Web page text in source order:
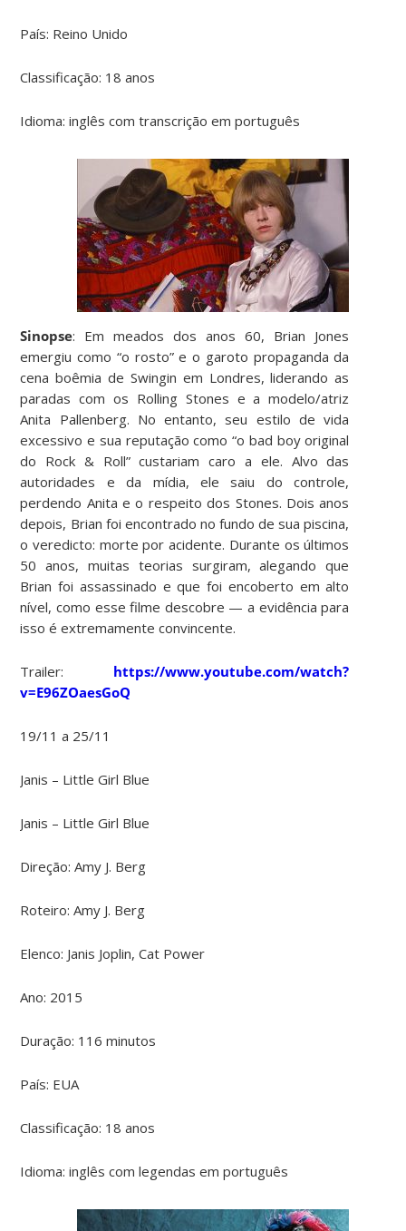
País: Reino Unido
Classificação: 18 anos
Idioma: inglês com transcrição em português
Sinopse: Em meados dos anos 60, Brian Jones
emergiu como “o rosto” e o garoto propaganda da
cena boêmia de Swingin em Londres, liderando as
paradas com os Rolling Stones e a modelo/atriz
Anita Pallenberg. No entanto, seu estilo de vida
excessivo e sua reputação como “o bad boy original
do Rock & Roll” custariam caro a ele. Alvo das
autoridades e da mídia, ele saiu do controle,
perdendo Anita e o respeito dos Stones. Dois anos
depois, Brian foi encontrado no fundo de sua piscina,
o veredicto: morte por acidente. Durante os últimos
50 anos, muitas teorias surgiram, alegando que
Brian foi assassinado e que foi encoberto em alto
nível, como esse filme descobre — a evidência para
isso é extremamente convincente.
Trailer: https://www.youtube.com/watch?
v=E96ZOaesGoQ
19/11 a 25/11
Janis – Little Girl Blue
Janis – Little Girl Blue
Direção: Amy J. Berg
Roteiro: Amy J. Berg
Elenco: Janis Joplin, Cat Power
Ano: 2015
Duração: 116 minutos
País: EUA
Classificação: 18 anos
Idioma: inglês com legendas em português